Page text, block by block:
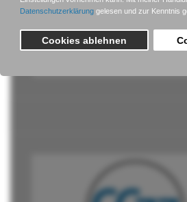
Passwort vergessen?